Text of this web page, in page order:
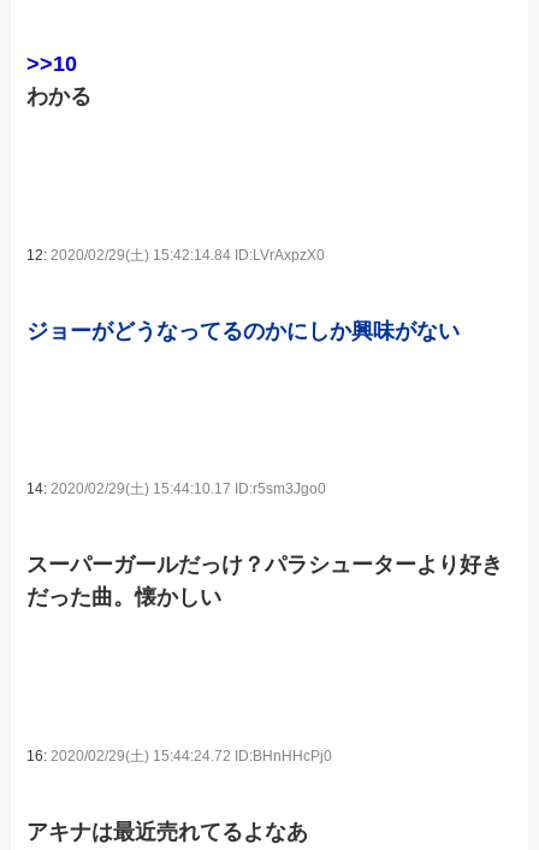
>>10
わかる
12: 2020/02/29(土) 15:42:14.84 ID:LVrAxpzX0
ジョーがどうなってるのかにしか興味がない
14:2020/02/29(土) 15:44:10.17 ID:r5sm3Jgo0
スーパーガールだっけ？パラシューターより好き
だった曲。懐かしい
16:2020/02/29(土) 15:44:24.72 ID:BHnHHcPj0
アキナは最近売れてるよなあ